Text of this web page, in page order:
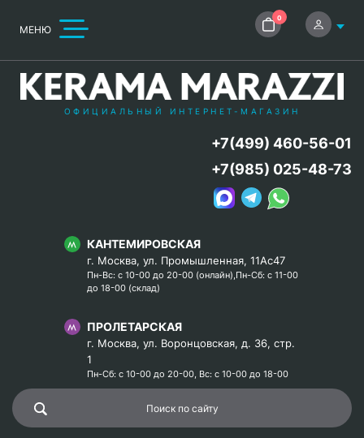
МЕНЮ
0
ОФИЦИАЛЬНЫЙ ИНТЕРНЕТ-МАГАЗИН
КАНТЕМИРОВСКАЯ
г. Москва, ул. Промышленная, 11Ас47
Пн-Вс: с 10-00 до 20-00 (онлайн),Пн-Сб: с 11-00
до 18-00 (склад)
ПРОЛЕТАРСКАЯ
г. Москва, ул. Воронцовская, д. 36, стр.
1
Пн-Сб: с 10-00 до 20-00, Вс: с 10-00 до 18-00
+7(499) 460-56-01
+7(985) 025-48-73